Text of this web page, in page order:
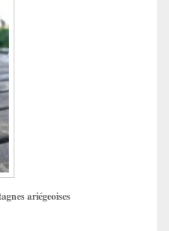
ariégeoises